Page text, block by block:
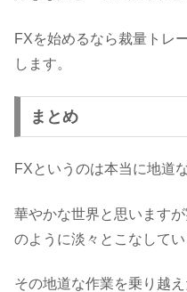
FXを始めるなら裁量トレ
します。
まとめ
FXというのは本当に地道
華やかな世界と思います
のように淡々とこなしてい
その地道な作業を乗り越